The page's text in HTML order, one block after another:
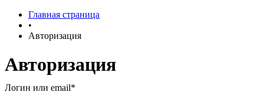
Главная страница
•
Авторизация
Авторизация
Логин или email*